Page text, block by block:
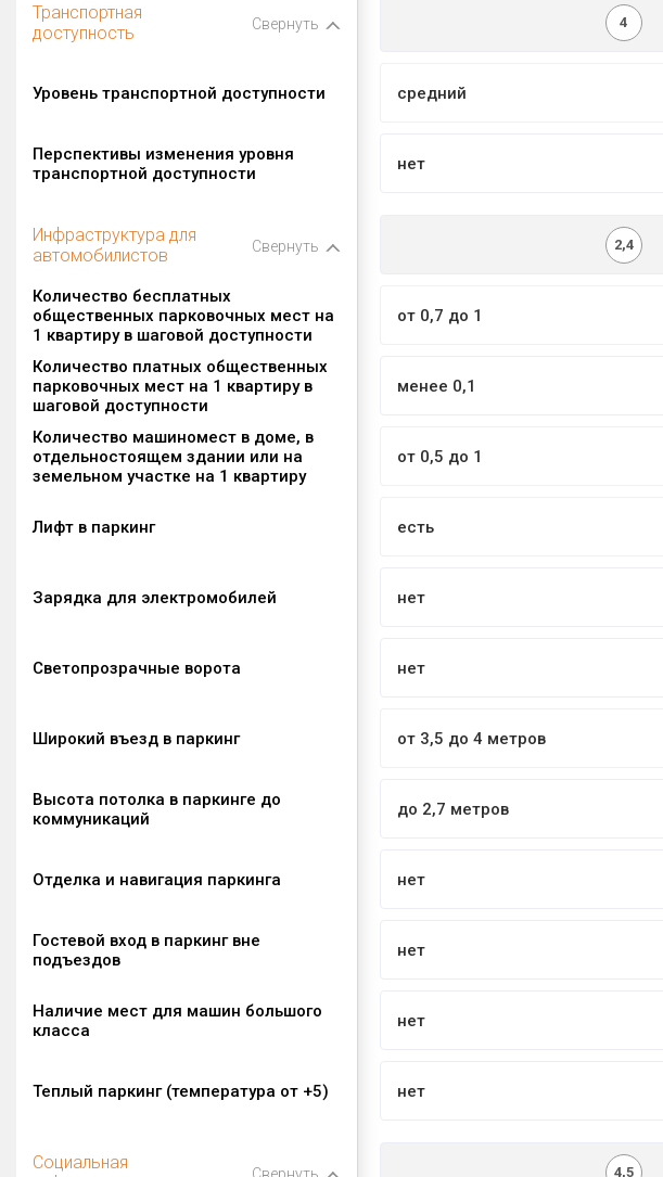
Транспортная
доступность
Свернуть 4
Уровень транспортной доступности средний
Перспективы изменения уровня
транспортной доступности
нет
Инфраструктура для
автомобилистов
Свернуть 2,4
Количество бесплатных
общественных парковочных мест на
1 квартиру в шаговой доступности
от 0,7 до 1
Количество платных общественных
парковочных мест на 1 квартиру в
шаговой доступности
менее 0,1
Количество машиномест в доме, в
отдельностоящем здании или на
земельном участке на 1 квартиру
от 0,5 до 1
Лифт в паркинг есть
Зарядка для электромобилей нет
Светопрозрачные ворота нет
Широкий въезд в паркинг от 3,5 до 4 метров
Высота потолка в паркинге до
коммуникаций
до 2,7 метров
Отделка и навигация паркинга нет
Гостевой вход в паркинг вне
подъездов
нет
Наличие мест для машин большого
класса
нет
Теплый паркинг (температура от +5) нет
Социальная
Свернуть 4,5